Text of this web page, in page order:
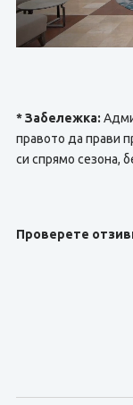
* Забележка:
правото да прави
си спрямо сезона,
Проверете